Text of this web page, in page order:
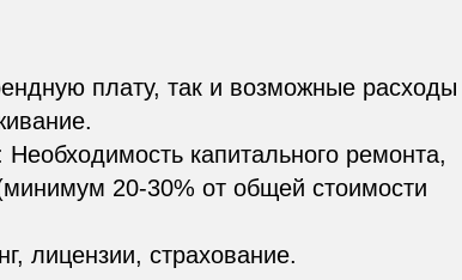
плату, так и возможные расходы
капитального ремонта,
20-30% от общей стоимости
лицензии, страхование.